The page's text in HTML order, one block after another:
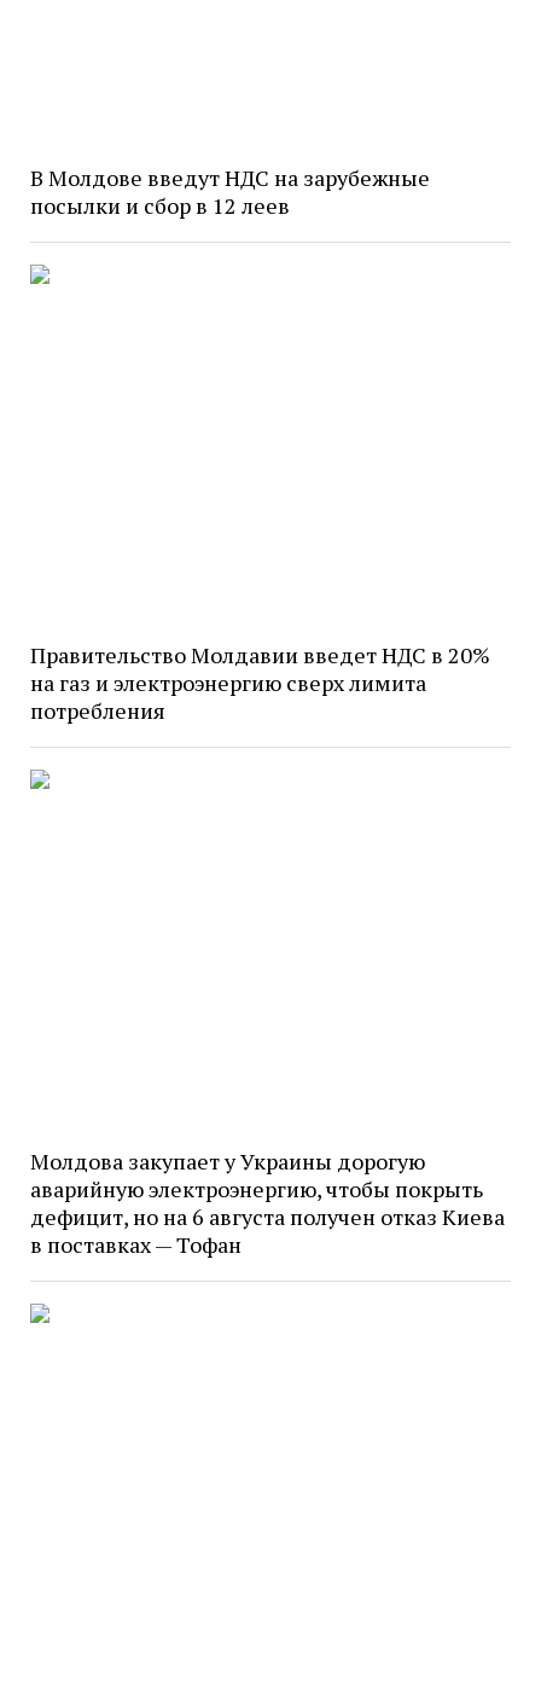
В Молдове введут НДС на зарубежные
посылки и сбор в 12 леев
Правительство Молдавии введет НДС в 20%
на газ и электроэнергию сверх лимита
потребления
Молдова закупает у Украины дорогую
аварийную электроэнергию, чтобы покрыть
дефицит, но на 6 августа получен отказ Киева
в поставках — Тофан